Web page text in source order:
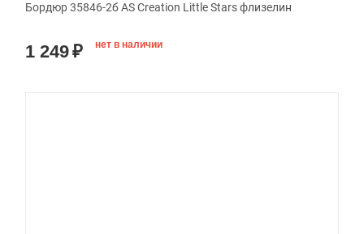
Бордюр 35846-2б AS Creation Little Stars флизелин
1 249₽ нет в наличии